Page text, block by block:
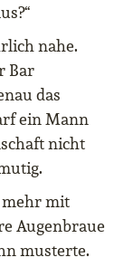
nahe.
Bar
das
ein Mann
nicht
mehr mit
Augenbraue
musterte.